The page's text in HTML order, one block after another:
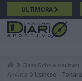
Salta
al
contenuto
principale
ULTIMORA
Classifiche e risultati
Andata
Usinese - Tonara